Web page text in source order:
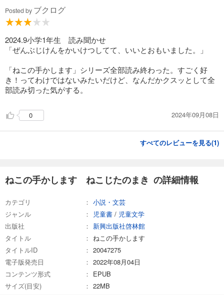
Posted by ブクログ
2024.9小学1年生 読み聞かせ
「ぜんぶじけんをかいけつしてて、いいとおもいました。」
「ねこの手かします」シリーズ全部読み終わった。すごく好
き！ってわけではないみたいだけど、なんだかクスッとして全
部読み切った気がする。
0 2024年09月08日
すべてのレビューを見る(1)
ねこの手かします ねこじたのまき の詳細情報
カテゴリ
小説・文芸
ジャンル
児童書 / 児童文学
出版社
新興出版社啓林館
タイトル
ねこの手かします
タイトルID
20047275
電子版発売日
2022年08月04日
コンテンツ形式
EPUB
サイズ(目安)
22MB